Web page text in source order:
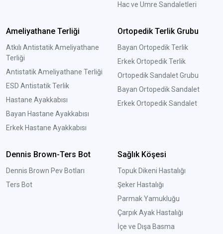
Hac ve Umre Sandaletleri
Ameliyathane Terliği
Atkılı Antistatik Ameliyathane
Terliği
Antistatik Ameliyathane Terliği
ESD Antistatik Terlik
Hastane Ayakkabısı
Bayan Hastane Ayakkabısı
Erkek Hastane Ayakkabısı
Ortopedik Terlik Grubu
Bayan Ortopedik Terlik
Erkek Ortopedik Terlik
Ortopedik Sandalet Grubu
Bayan Ortopedik Sandalet
Erkek Ortopedik Sandalet
Dennis Brown-Ters Bot
Dennis Brown Pev Botları
Ters Bot
Sağlık Köşesi
Topuk Dikeni Hastalığı
Şeker Hastalığı
Parmak Yamukluğu
Çarpık Ayak Hastalığı
İçe ve Dışa Basma